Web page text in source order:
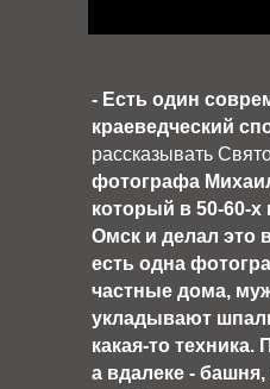
- Есть один
краеведческий
рассказывать
фотографа
который в 50-60-х
Омск и делал
есть одна
частные дома,
укладывают
какая-то
а вдалеке -